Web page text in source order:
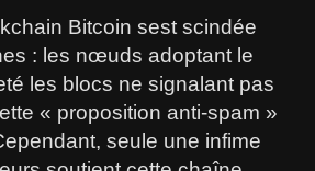
Bitcoin sest scindée
: les nœuds adoptant le
les blocs ne signalant pas
« proposition anti-spam »
seule une infime